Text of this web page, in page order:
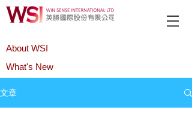
About WSI
What's New
文章